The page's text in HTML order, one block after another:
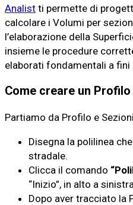
Analist ti permette di
calcolare i Volumi per
l’elaborazione della
insieme le procedure
elaborati fondamentali a fini
Come creare un
Partiamo da Profilo e
Disegna la polilinea
stradale.
Clicca il comando
“Inizio”, in alto a
Dopo aver tracciato la